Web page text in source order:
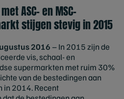
ASC- en MSC-
stijgen stevig in 2015
2016 – In 2015 zijn de
vis, schaal- en
supermarkten met ruim 30%
van de bestedingen aan
in 2014. Recent